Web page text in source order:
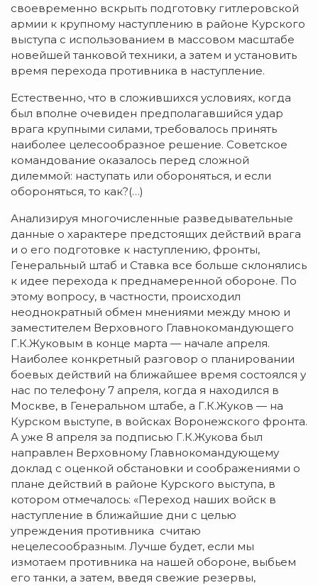
своевременно вскрыть подготовку гитлеровской
армии к крупному наступлению в районе Курского
выступа с использованием в массовом масштабе
новейшей танковой техники, а затем и установить
время перехода противника в наступление.
Естественно, что в сложившихся условиях, когда
был вполне очевиден предполагавшийся удар
врага крупными силами, требовалось принять
наиболее целесообразное решение. Советское
командование оказалось перед сложной
дилеммой: наступать или обороняться, и если
обороняться, то как?(…)
Анализируя многочисленные разведывательные
данные о характере предстоящих действий врага
и о его подготовке к наступлению, фронты,
Генеральный штаб и Ставка все больше склонялись
к идее перехода к преднамеренной обороне. По
этому вопросу, в частности, происходил
неоднократный обмен мнениями между мною и
заместителем Верховного Главнокомандующего
Г.К.Жуковым в конце марта — начале апреля.
Наиболее конкретный разговор о планировании
боевых действий на ближайшее время состоялся у
нас по телефону 7 апреля, когда я находился в
Москве, в Генеральном штабе, а Г.К.Жуков — на
Курском выступе, в войсках Воронежского фронта.
А уже 8 апреля за подписью Г.К.Жукова был
направлен Верховному Главнокомандующему
доклад с оценкой обстановки и соображениями о
плане действий в районе Курского выступа, в
котором отмечалось: «Переход наших войск в
наступление в ближайшие дни с целью
упреждения противника считаю
нецелесообразным. Лучше будет, если мы
измотаем противника на нашей обороне, выбьем
его танки, а затем, введя свежие резервы,